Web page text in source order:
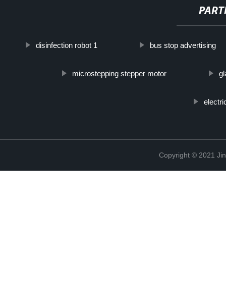
disinfection robot 1 bus stop advertising
microstepping stepper motor
Copyright © 2021